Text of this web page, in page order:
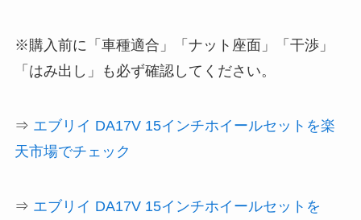
※購入前に「車種適合」「ナット座面」「干渉」
「はみ出し」も必ず確認してください。
⇒ エブリイ DA17V 15インチホイールセットを楽
天市場でチェック
⇒ エブリイ DA17V 15インチホイールセットを